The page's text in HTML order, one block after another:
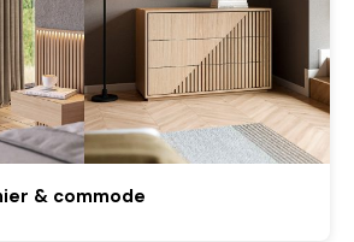
& commode